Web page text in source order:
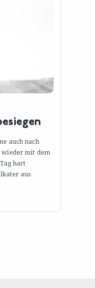
auch nach
wieder mit dem
hart
aus